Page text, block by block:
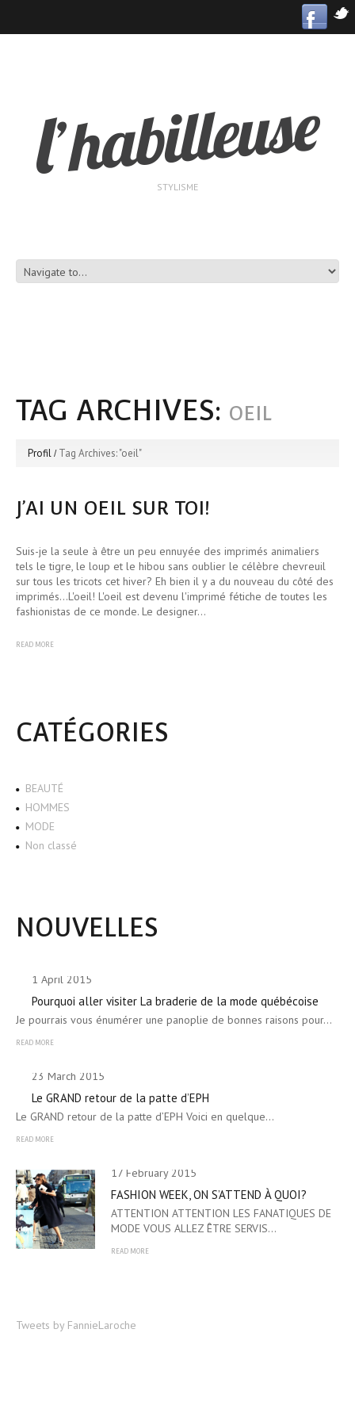
STYLISME
TAG ARCHIVES: OEIL
Profil Tag Archives: "oeil"
J’AI UN OEIL SUR TOI!
Suis-je la seule à être un peu ennuyée des imprimés animaliers
tels le tigre, le loup et le hibou sans oublier le célèbre chevreuil
sur tous les tricots cet hiver? Eh bien il y a du nouveau du côté des
imprimés...L'oeil! L'oeil est devenu l'imprimé fétiche de toutes les
fashionistas de ce monde. Le designer…
READ MORE
CATÉGORIES
BEAUTÉ
HOMMES
MODE
Non classé
NOUVELLES
1 April 2015
Pourquoi aller visiter La braderie de la mode québécoise
Je pourrais vous énumérer une panoplie de bonnes raisons pour…
READ MORE
23 March 2015
Le GRAND retour de la patte d’EPH
Le GRAND retour de la patte d’EPH Voici en quelque…
READ MORE
17 February 2015
FASHION WEEK, ON S’ATTEND À QUOI?
ATTENTION ATTENTION LES FANATIQUES DE
MODE VOUS ALLEZ ÊTRE SERVIS…
READ MORE
Tweets by FannieLaroche